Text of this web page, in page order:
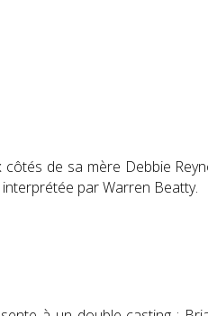
de sa mère Debbie
interprétée par Warren Beatty.